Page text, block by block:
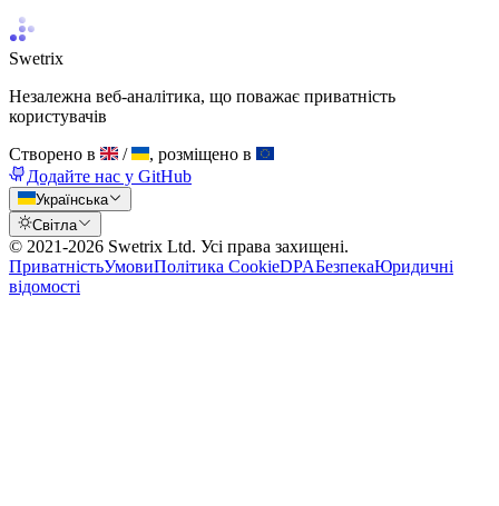
Swetrix
Незалежна веб-аналітика, що поважає приватність
користувачів
Створено в
/
, розміщено в
Додайте нас у GitHub
Українська
Світла
© 2021-2026 Swetrix Ltd. Усі права захищені.
ПриватністьУмовиПолітика CookieDPAБезпекаЮридичні
відомості